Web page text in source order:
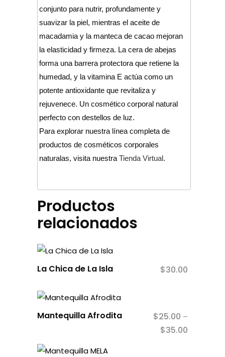
conjunto para nutrir, profundamente y
suavizar la piel, mientras el aceite de
macadamia y la manteca de cacao mejoran
la elasticidad y firmeza. La cera de abejas
forma una barrera protectora que retiene la
humedad, y la vitamina E actúa como un
potente antioxidante que revitaliza y
rejuvenece. Un cosmético corporal natural
perfecto con destellos de luz.
Para explorar nuestra línea completa de
productos de cosméticos corporales
naturalas, visita nuestra Tienda Virtual.
Productos
relacionados
La Chica de La Isla $30.00
Este
múltiples
Mantequilla Afrodita $25.00 –
$35.00